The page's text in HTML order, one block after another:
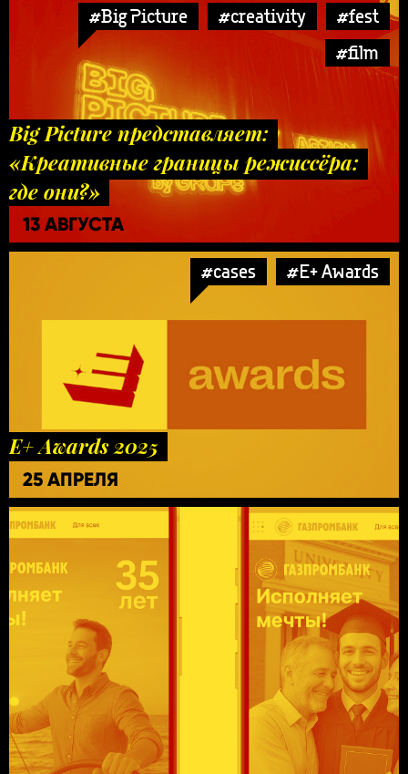
#Big Picture #creativity
#fest
#film
Big Picture представляет:
«Креативные границы режиссёра:
где они?»
13 АВГУСТА
#cases #E+ Awards
E+ Awards 2025
25 АПРЕЛЯ